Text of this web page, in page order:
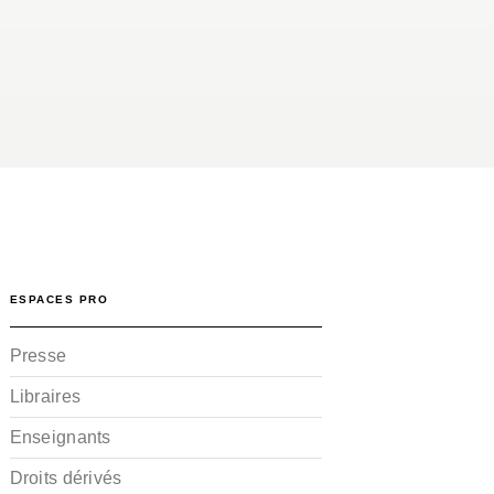
ESPACES PRO
Presse
Libraires
Enseignants
Droits dérivés